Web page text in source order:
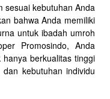
sesuai kebutuhan Anda
bahwa Anda memiliki
untuk ibadah umroh
Promosindo, Anda
berkualitas tinggi
kebutuhan individu